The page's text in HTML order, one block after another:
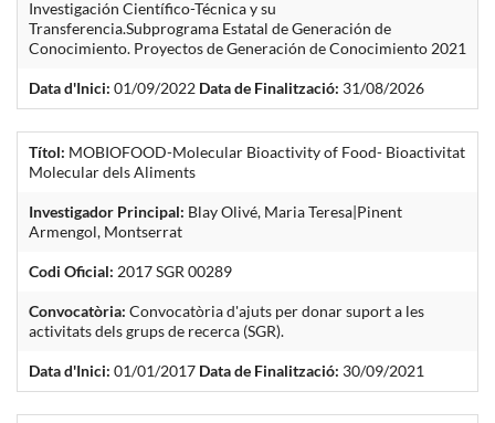
Investigación Científico-Técnica y su
Transferencia.Subprograma Estatal de Generación de
Conocimiento. Proyectos de Generación de Conocimiento 2021
Data d'Inici: 01/09/2022 Data de Finalització: 31/08/2026
Títol: MOBIOFOOD-Molecular Bioactivity of Food- Bioactivitat
Molecular dels Aliments
Investigador Principal: Blay Olivé, Maria Teresa|Pinent
Armengol, Montserrat
Codi Oficial: 2017 SGR 00289
Convocatòria: Convocatòria d'ajuts per donar suport a les
activitats dels grups de recerca (SGR).
Data d'Inici: 01/01/2017 Data de Finalització: 30/09/2021